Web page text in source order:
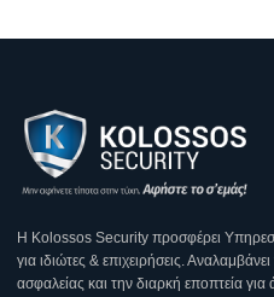
Η Κοlossos Security προσφέρει
για ιδιώτες & επιχειρήσεις.
ασφαλείας και την διαρκή εποπτεία